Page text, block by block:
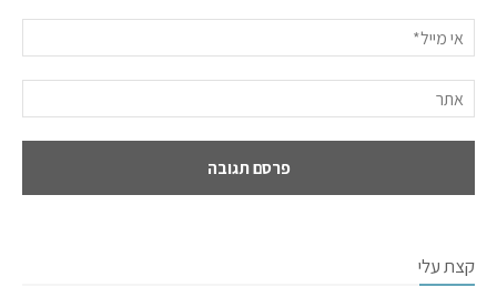
קצת עלי